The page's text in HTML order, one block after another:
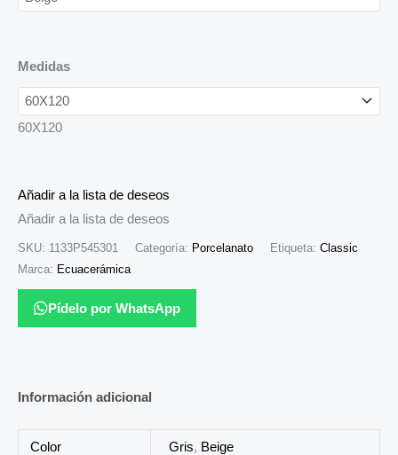
Medidas
60X120
Añadir a la lista de deseos
Añadir a la lista de deseos
SKU: 1133P545301 Categoría: Porcelanato Etiqueta: Classic
Marca: Ecuacerámica
Pídelo por WhatsApp
Información adicional
Color Gris, Beige